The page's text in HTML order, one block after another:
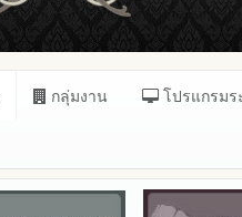
กลุ่มงาน โปรแกรมร